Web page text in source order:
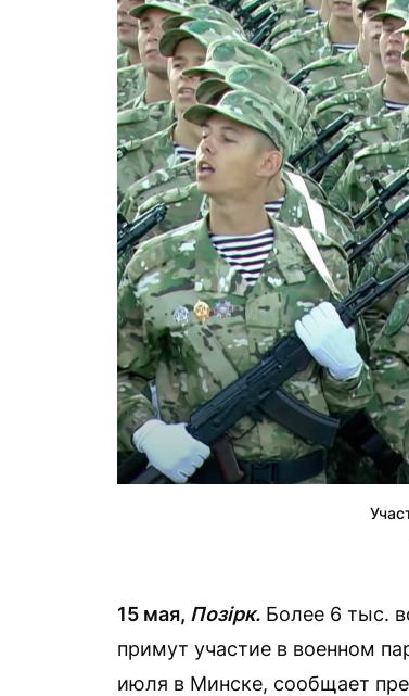
15 мая, Позірк. Более 6 тыс.
примут участие в военном
июля в Минске, сообщает